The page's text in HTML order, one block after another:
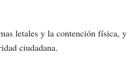
letales y la contención física, y
ciudadana.